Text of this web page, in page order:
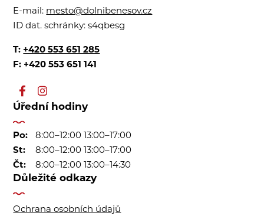
E-mail: mesto@dolnibenesov.cz
ID dat. schránky:s4qbesg
T: +420 553 651 285
F: +420 553 651 141
Úřední hodiny
Po:
8:00–12:00 13:00–17:00
St:
8:00–12:00 13:00–17:00
Čt:
8:00–12:00 13:00–14:30
Důležité odkazy
Ochrana osobních údajů